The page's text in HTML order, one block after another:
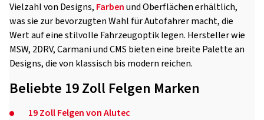
Vielzahl von Designs, Farbenund Oberflächen erhältlich,
was sie zur bevorzugten Wahl für Autofahrer macht, die
Wert auf eine stilvolle Fahrzeugoptik legen. Hersteller wie
MSW, 2DRV, Carmani und CMS bieten eine breite Palette an
Designs, die von klassisch bis modern reichen.
Beliebte 19 Zoll Felgen Marken
19 Zoll Felgen von Alutec